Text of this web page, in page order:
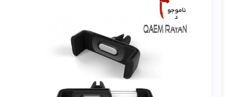
ود
ناموجو
د